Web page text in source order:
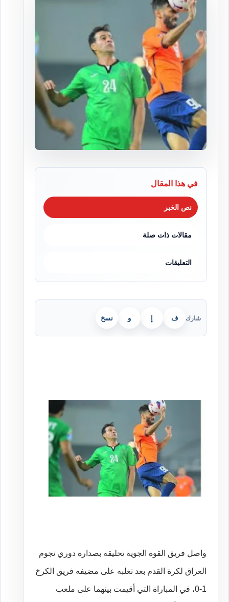
في هذا المقال
نص الخبر
مقالات ذات صلة
التعليقات
شارك ف إ و نسخ
واصل فريق القوة الجوية تحليقه بصدارة دوري نجوم
العراق لكرة القدم بعد تغلبه على مضيفه فريق الكرخ
1-0، في المباراة التي أقيمت بينهما على ملعب